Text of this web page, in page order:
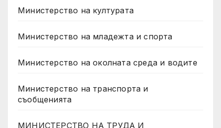
Министерство на културата
Министерство на младежта и спорта
Министерство на околната среда и водите
Министерство на транспорта и
съобщенията
МИНИСТЕРСТВО НА ТРУДА И